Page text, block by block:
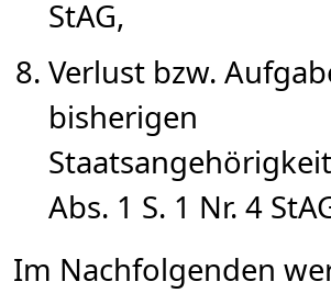
StAG,
Verlust bzw.
bisherigen
Abs. 1 S. 1 Nr. 4
Im Nachfolgenden